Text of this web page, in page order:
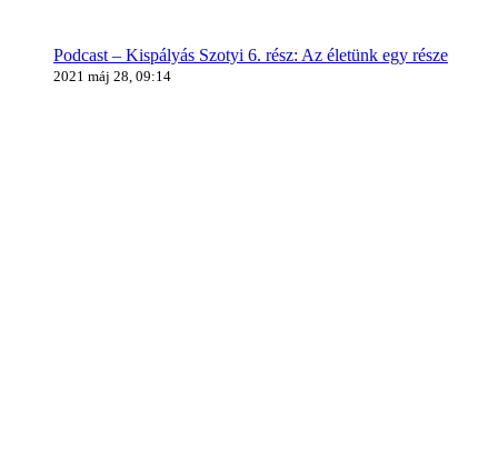
Podcast – Kispályás Szotyi 6. rész: Az életünk egy része
2021 máj 28, 09:14